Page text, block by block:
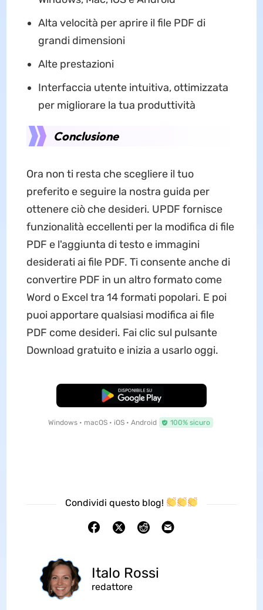
Alta velocità per aprire il file PDF di
grandi dimensioni
Alte prestazioni
Interfaccia utente intuitiva, ottimizzata
per migliorare la tua produttività
Conclusione
Ora non ti resta che scegliere il tuo
preferito e seguire la nostra guida per
ottenere ciò che desideri. UPDF fornisce
funzionalità eccellenti per la modifica di file
PDF e l'aggiunta di testo e immagini
desiderati ai file PDF. Ti consente anche di
convertire PDF in un altro formato come
Word o Excel tra 14 formati popolari. E poi
puoi apportare qualsiasi modifica ai file
PDF come desideri. Fai clic sul pulsante
Download gratuito e inizia a usarlo oggi.
Download Gratis
Windows • macOS • iOS • Android 100% sicuro
Condividi questo blog!
Italo Rossi
redattore